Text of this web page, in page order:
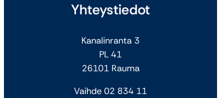
Yhteystiedot
Kanalinranta 3
PL 41
26101 Rauma
Vaihde 02 834 11